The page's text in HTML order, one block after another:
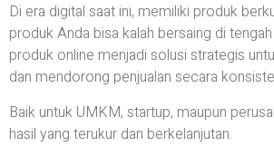
Di era digital saat ini, memiliki produk
produk Anda bisa kalah bersaing di
produk online menjadi solusi strategis
dan mendorong penjualan secara
Baik untuk UMKM, startup, maupun
hasil yang terukur dan berkelanjutan.